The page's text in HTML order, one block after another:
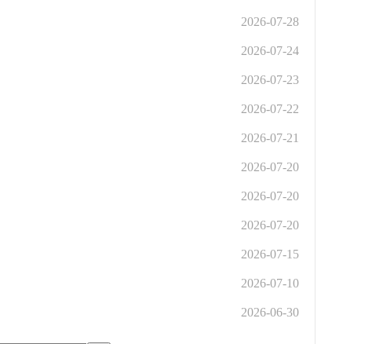
2026-07-28
2026-07-24
2026-07-23
2026-07-22
2026-07-21
2026-07-20
2026-07-20
2026-07-20
2026-07-15
2026-07-10
2026-06-30